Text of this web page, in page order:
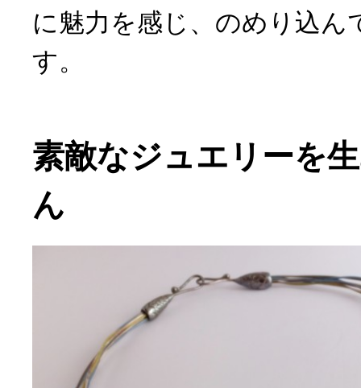
に魅力を感じ、のめり込ん
す。
素敵なジュエリーを
ん